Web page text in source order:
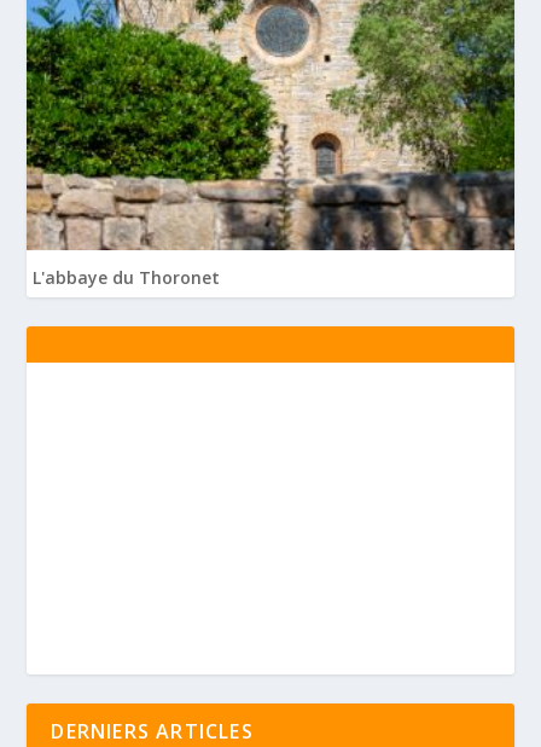
L'abbaye du Thoronet
DERNIERS ARTICLES